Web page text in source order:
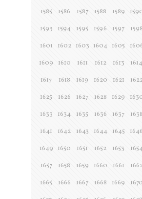
1585
1586 1587 1588 1589
1593
1594 1595 1596 1597 1598
1601
1602 1603 1604 1605
1609
1610 1611 1612 1613 1614
1617
1618 1619 1620 1621
1625
1626 1627 1628 1629
1633
1634 1635 1636 1637 1638
1641
1642 1643 1644 1645 1646
1649
1650 1651 1652 1653
1657
1658 1659 1660 1661
1665
1666 1667 1668 1669 1670